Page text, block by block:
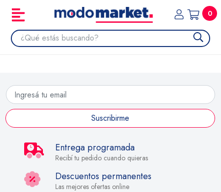
0
Suscribirme
Entrega programada
Recibí tu pedido cuando quieras
Descuentos permanentes
Las mejores ofertas online